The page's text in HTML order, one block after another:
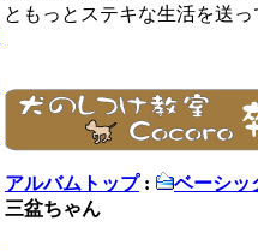
ともっとステキな生活を送
アルバムトップ:
ベーシッ
三盆ちゃん